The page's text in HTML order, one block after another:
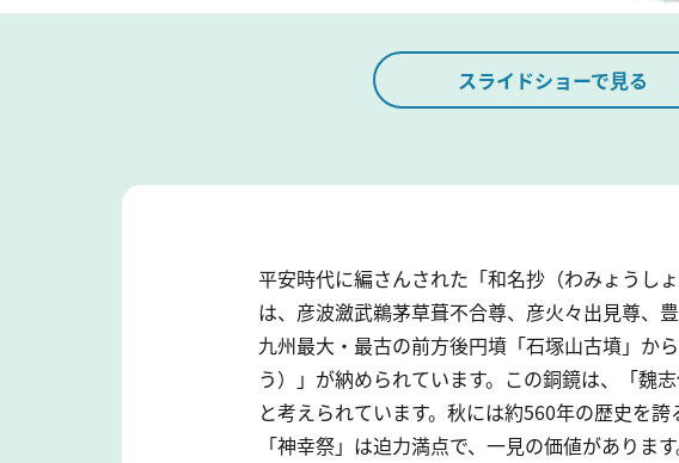
スライドショーで見る
平安時代に編さんされた「和名抄（わみょうし
は、彦波瀲武鵜茅草葺不合尊、彦火々出見尊、
九州最大・最古の前方後円墳「石塚山古墳」か
う）」が納められています。この銅鏡は、「魏
と考えられています。秋には約560年の歴史を
「神幸祭」は迫力満点で、一見の価値があります